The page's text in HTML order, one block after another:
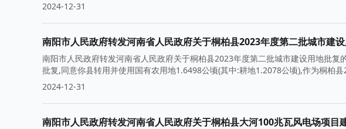
2024-12-31
南阳市人民政府转发河南省人民政府关于桐柏县2023年度第二批城市建
南阳市人民政府转发河南省人民政府关于桐柏县2023年度第二批城市建设用地批
批复,同意你县转用并使用国有农用地1.6498公顷(其中:耕地1.2078公顷),作为桐柏
2024-12-31
南阳市人民政府转发河南省人民政府关于桐柏县大河100兆瓦风电场项目